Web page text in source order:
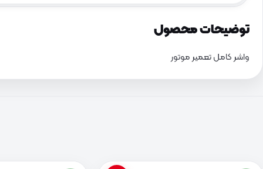
توضیحات محصول
واشر کامل تعمیر موتور